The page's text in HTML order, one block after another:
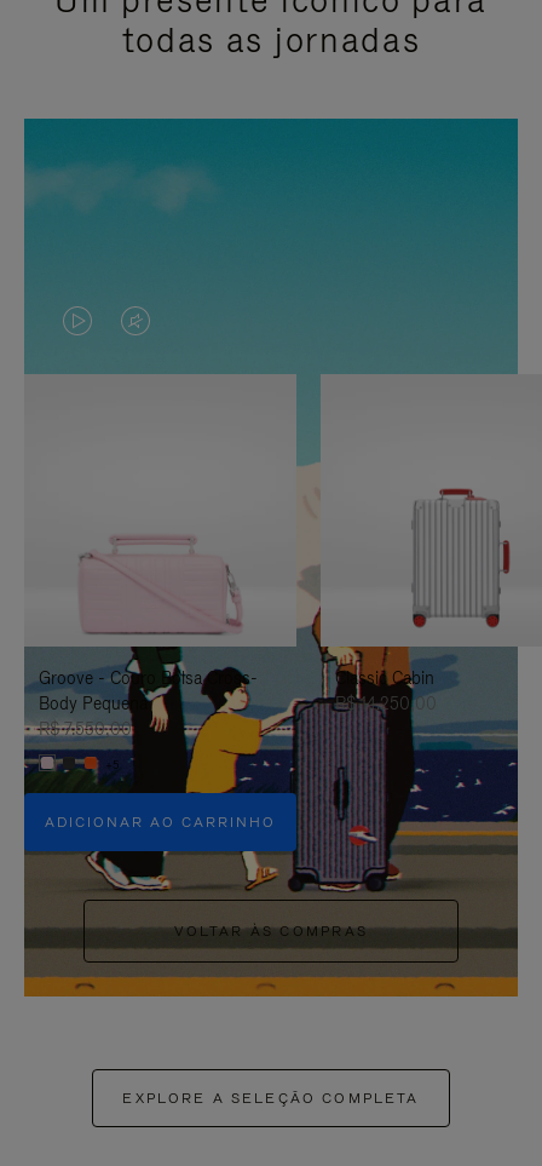
todas as jornadas
O
VÍDEO
PRESSIONE
PAUSÁ-
LO
O
VÍDEO
FAVOR,
CLIQUE
PARA
ATIVÁ-
LO
Groove - Couro Bolsa Cross-
Body Pequena
R$ 7.550,00
+5
ADICIONAR AO CARRINHO
Classic Cabin
R$ 14.250,00
VOLTAR ÀS COMPRAS
EXPLORE A SELEÇÃO COMPLETA